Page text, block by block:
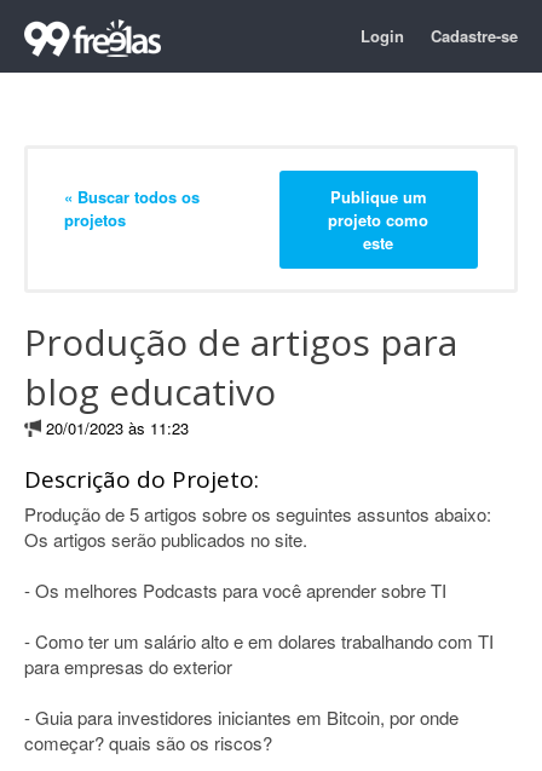
Login Cadastre-se
« Buscar todos os
projetos
Publique um
projeto como
este
Produção de artigos para
blog educativo
20/01/2023 às 11:23
Descrição do Projeto:
Produção de 5 artigos sobre os seguintes assuntos abaixo:
Os artigos serão publicados no site.
- Os melhores Podcasts para você aprender sobre TI
- Como ter um salário alto e em dolares trabalhando com TI
para empresas do exterior
- Guia para investidores iniciantes em Bitcoin, por onde
começar? quais são os riscos?